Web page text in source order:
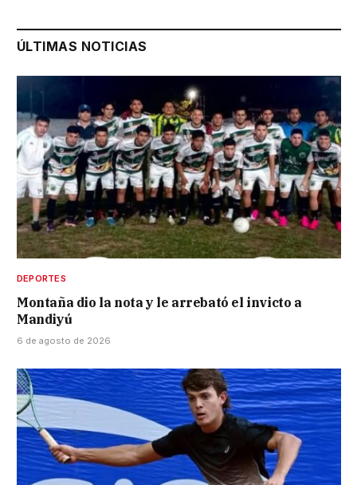
ÚLTIMAS NOTICIAS
DEPORTES
Montaña dio la nota y le arrebató el invicto a
Mandiyú
6 de agosto de 2026